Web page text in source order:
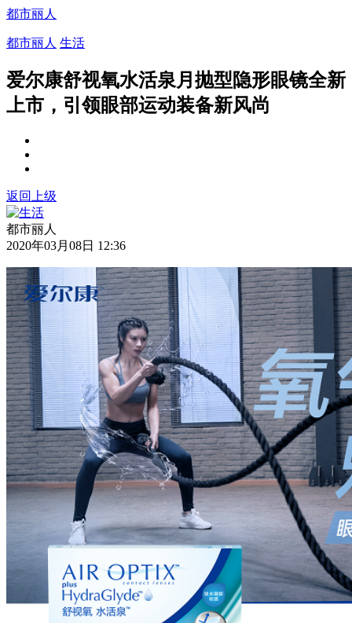
都市丽人
都市丽人 生活
爱尔康舒视氧水活泉月抛型隐形眼镜全新
上市，引领眼部运动装备新风尚
返回上级
都市丽人
2020年03月08日 12:36